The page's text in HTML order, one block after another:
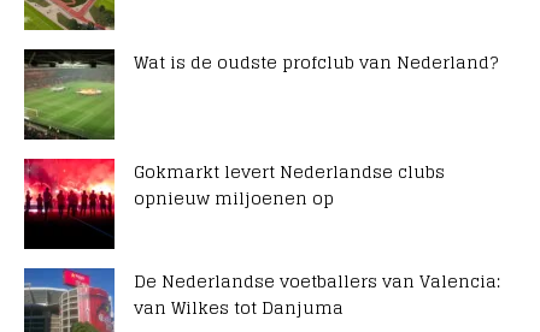
Wat is de oudste profclub van Nederland?
Gokmarkt levert Nederlandse clubs
opnieuw miljoenen op
De Nederlandse voetballers van Valencia:
van Wilkes tot Danjuma